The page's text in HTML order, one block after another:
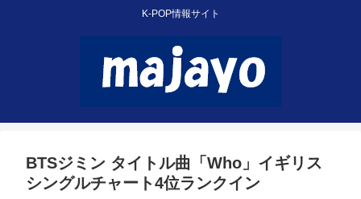
K-POP情報サイト
BTSジミン タイトル曲「Who」イギリス
シングルチャート4位ランクイン